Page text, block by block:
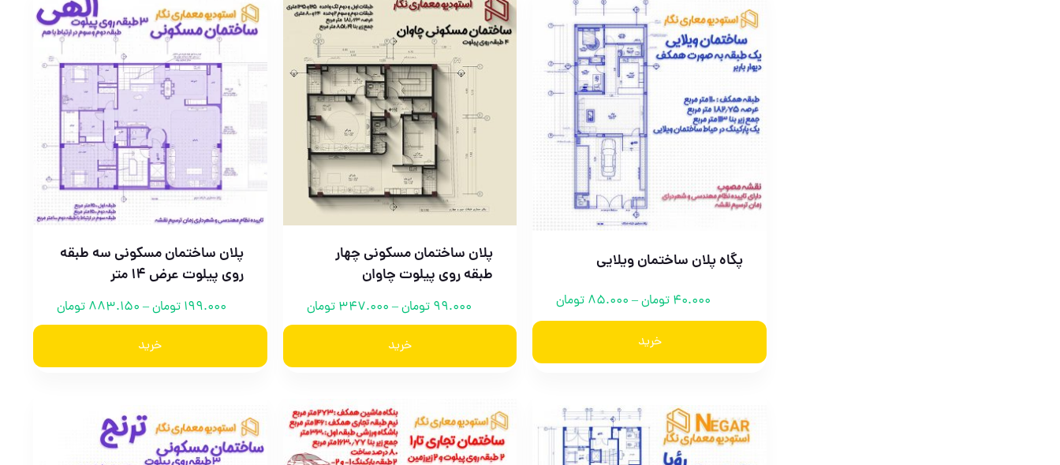
پگاه پلان ساختمان ویلایی
40.000 تومان–
85.000 تومان
خرید
پلان ساختمان مسکونی چهار
طبقه روی پیلوت چاوان
99.000 تومان–
347.000 تومان
خرید
پلان ساختمان مسکونی سه طبقه
روی پیلوت عرض 14 متر
199.000 تومان–
883.150 تومان
خرید